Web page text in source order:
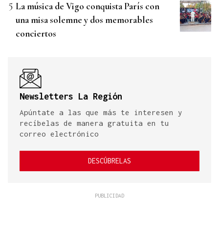
La música de Vigo conquista París con
una misa solemne y dos memorables
conciertos
Newsletters La Región
Apúntate a las que más te interesen y
recíbelas de manera gratuita en tu
correo electrónico
DESCÚBRELAS